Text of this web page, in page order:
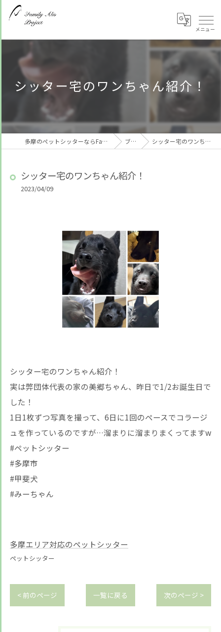
シッター宅のワンちゃん紹介！
多摩のペットシッターならFamily Alis Project ブログ シッター宅のワンちゃん紹介！
シッター宅のワンちゃん紹介！
2023/04/09
シッター宅のワンちゃん紹介！
実は弊団体代表の家の美郷ちゃん、昨日で1/2お誕生日で
した！
1日1枚ずつ写真を撮って、6日に1回のペースでコラージ
ュを作っているのですが…溜まりに溜まりまくってますw
#ペットシッター
#多摩市
#甲斐犬
#みーちゃん
多摩エリア対応のペットシッター
ペットシッター
< 前のページ 一覧に戻る 次のページ >